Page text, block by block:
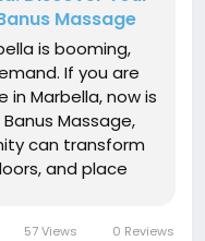
Massage
is booming,
If you are
in Marbella, now is
Massage,
can transform
and place
57 Views 0 Reviews